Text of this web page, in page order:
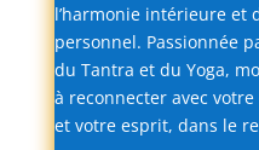
l’harmonie intérieure et
personnel. Passionnée
du Tantra et du Yoga,
à reconnecter avec votre
et votre esprit, dans le